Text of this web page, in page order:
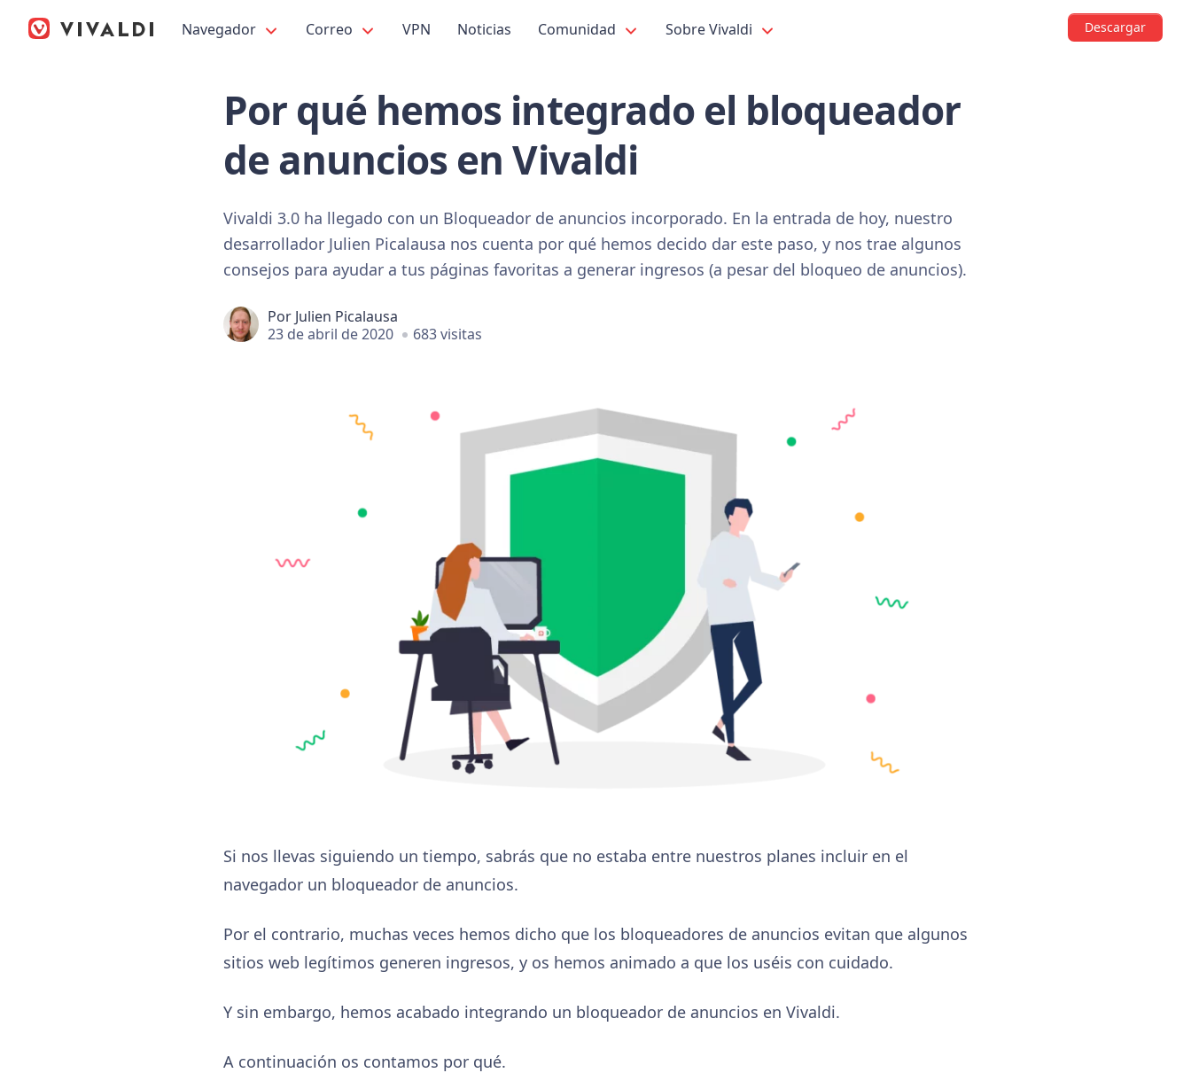
Navegador Correo VPN Noticias Comunidad Sobre Vivaldi Descargar
Por qué hemos integrado el bloqueador
de anuncios en Vivaldi
Vivaldi 3.0 ha llegado con un Bloqueador de anuncios incorporado. En la entrada de hoy, nuestro
desarrollador Julien Picalausa nos cuenta por qué hemos decido dar este paso, y nos trae algunos
consejos para ayudar a tus páginas favoritas a generar ingresos (a pesar del bloqueo de anuncios).
Por Julien Picalausa
23 de abril de 2020
683 visitas
Si nos llevas siguiendo un tiempo, sabrás que no estaba entre nuestros planes incluir en el
navegador un bloqueador de anuncios.
Por el contrario, muchas veces hemos dicho que los bloqueadores de anuncios evitan que algunos
sitios web legítimos generen ingresos, y os hemos animado a que los uséis con cuidado.
Y sin embargo, hemos acabado integrando un bloqueador de anuncios en Vivaldi.
A continuación os contamos por qué.